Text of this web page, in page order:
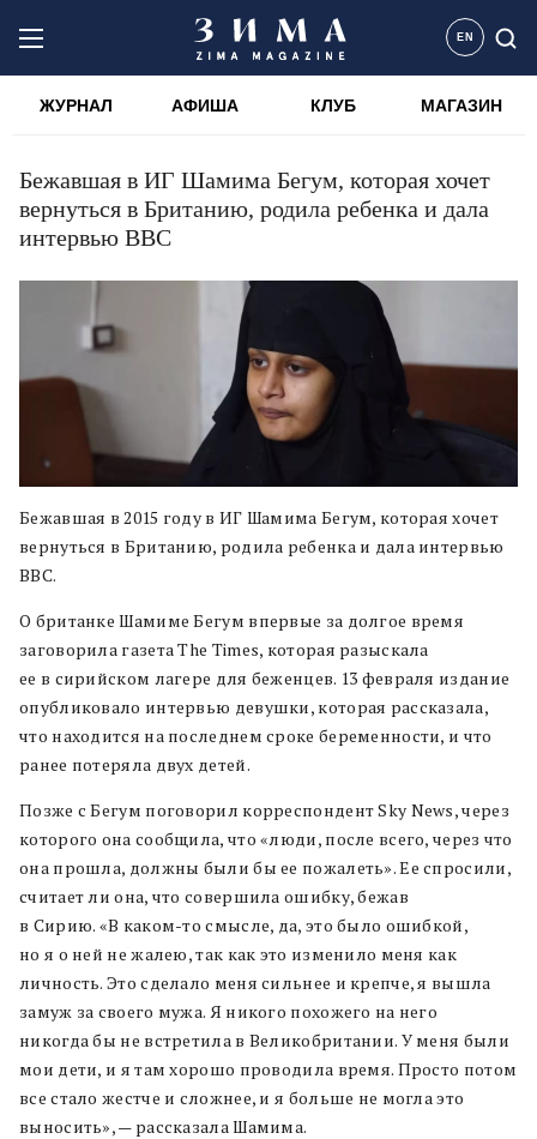
EN
ЖУРНАЛ АФИША КЛУБ МАГАЗИН
Бежавшая в ИГ Шамима Бегум, которая хочет
вернуться в Британию, родила ребенка и дала
интервью BBC
Бежавшая в 2015 году в ИГ Шамима Бегум, которая хочет
вернуться в Британию, родила ребенка и дала интервью
BBC.
О британке Шамиме Бегум впервые за долгое время
заговорила газета The Times, которая разыскала
ее в сирийском лагере для беженцев. 13 февраля издание
опубликовало интервью девушки, которая рассказала,
что находится на последнем сроке беременности, и что
ранее потеряла двух детей.
Позже с Бегум поговорил корреспондент Sky News, через
которого она сообщила, что «люди, после всего, через что
она прошла, должны были бы ее пожалеть». Ее спросили,
считает ли она, что совершила ошибку, бежав
в Сирию. «В каком-то смысле, да, это было ошибкой,
но я о ней не жалею, так как это изменило меня как
личность. Это сделало меня сильнее и крепче, я вышла
замуж за своего мужа. Я никого похожего на него
никогда бы не встретила в Великобритании. У меня были
мои дети, и я там хорошо проводила время. Просто потом
все стало жестче и сложнее, и я больше не могла это
выносить», — рассказала Шамима.